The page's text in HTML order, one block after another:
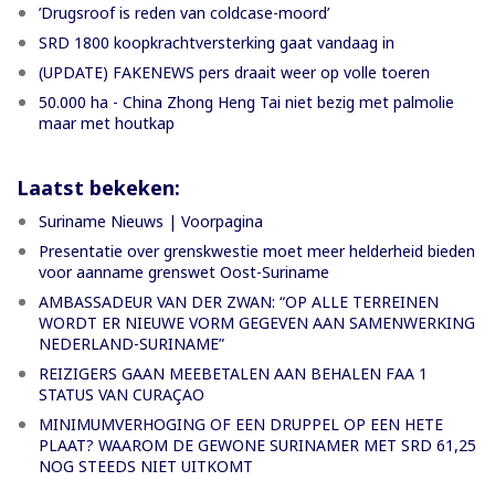
’Drugsroof is reden van coldcase-moord’
SRD 1800 koopkrachtversterking gaat vandaag in
(UPDATE) FAKENEWS pers draait weer op volle toeren
50.000 ha - China Zhong Heng Tai niet bezig met palmolie
maar met houtkap
Laatst bekeken:
Suriname Nieuws | Voorpagina
Presentatie over grenskwestie moet meer helderheid bieden
voor aanname grenswet Oost-Suriname
AMBASSADEUR VAN DER ZWAN: “OP ALLE TERREINEN
WORDT ER NIEUWE VORM GEGEVEN AAN SAMENWERKING
NEDERLAND-SURINAME”
REIZIGERS GAAN MEEBETALEN AAN BEHALEN FAA 1
STATUS VAN CURAÇAO
MINIMUMVERHOGING OF EEN DRUPPEL OP EEN HETE
PLAAT? WAAROM DE GEWONE SURINAMER MET SRD 61,25
NOG STEEDS NIET UITKOMT